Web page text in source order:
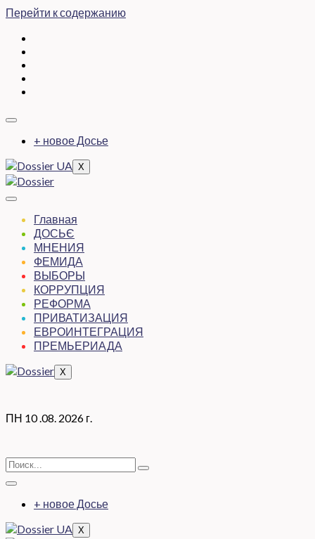
Перейти к содержанию
+ новое Досье
X
Главная
ДОСЬЄ
МНЕНИЯ
ФЕМИДА
ВЫБОРЫ
КОРРУПЦИЯ
РЕФОРМА
ПРИВАТИЗАЦИЯ
ЕВРОИНТЕГРАЦИЯ
ПРЕМЬЕРИАДА
X
ПН 10 .08. 2026 г.
+ новое Досье
X